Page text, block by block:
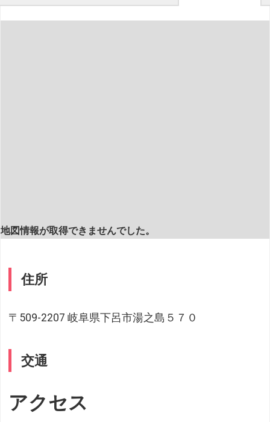
地図情報が取得できませんでした。
住所
〒509-2207 岐阜県下呂市湯之島５７０
交通
アクセス